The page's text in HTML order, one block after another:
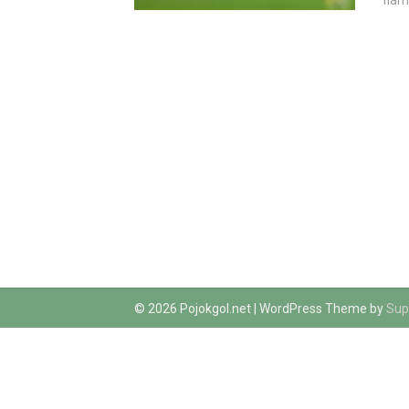
© 2026 Pojokgol.net | WordPress Theme by